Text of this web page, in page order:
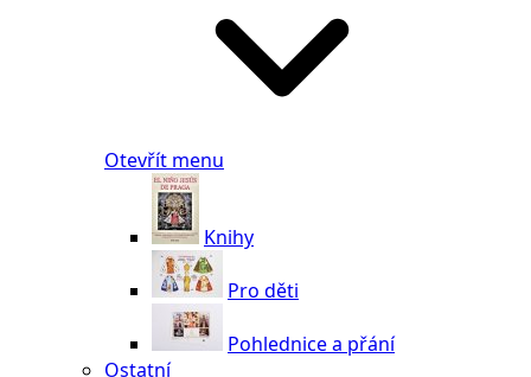
Otevřít menu
Knihy
Pro děti
Pohlednice a přání
Ostatní